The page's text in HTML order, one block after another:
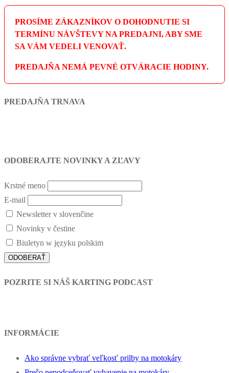
PROSÍME ZÁKAZNÍKOV O DOHODNUTIE SI
TERMÍNU NÁVŠTEVY NA PREDAJNI, ABY SME
SA VÁM VEDELI VENOVAŤ.
PREDAJŇA NEMÁ PEVNÉ OTVÁRACIE HODINY.
PREDAJŇA TRNAVA
ODOBERAJTE NOVINKY A ZĽAVY
Krstné meno
E-mail
Newsletter v slovenčine
Novinky v čestine
Biuletyn w języku polskim
POZRITE SI NÁŠ KARTING PODCAST
INFORMÁCIE
Ako správne vybrať veľkosť prilby na motokáry